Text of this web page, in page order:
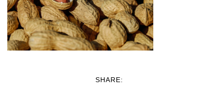
SHARE: